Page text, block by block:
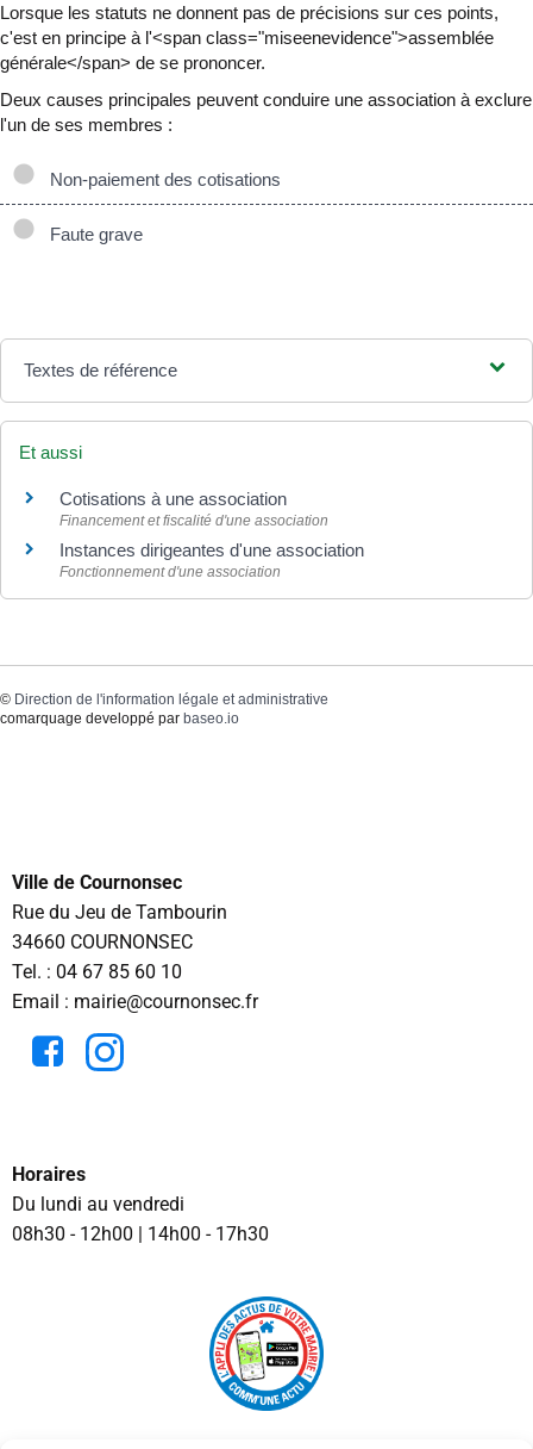
Lorsque les statuts ne donnent pas de précisions sur ces points,
c'est en principe à l'<span class="miseenevidence">assemblée
générale</span> de se prononcer.
Deux causes principales peuvent conduire une association à exclure
l'un de ses membres :
Non-paiement des cotisations
Faute grave
Textes de référence
Et aussi
Cotisations à une association
Financement et fiscalité d'une association
Instances dirigeantes d'une association
Fonctionnement d'une association
© Direction de l'information légale et administrative
comarquage developpé par baseo.io
Ville de Cournonsec
Rue du Jeu de Tambourin
34660 COURNONSEC
Tel. : 04 67 85 60 10
Email : mairie@cournonsec.fr
Horaires
Du lundi au vendredi
08h30 - 12h00 | 14h00 - 17h30